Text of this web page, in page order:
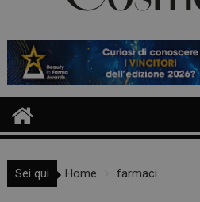
Sei qui Home farmaci